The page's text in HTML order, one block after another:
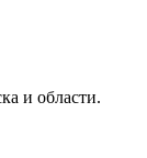
и области.